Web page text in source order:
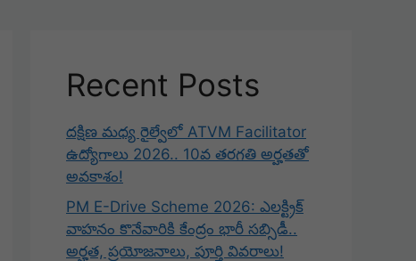
Recent Posts
దక్షిణ మధ్య రైల్వేలో ATVM Facilitator
ఉద్యోగాలు 2026.. 10వ తరగతి అర్హతతో
అవకాశం!
PM E-Drive Scheme 2026: ఎలక్ట్రిక్
వాహనం కొనేవారికి కేంద్రం భారీ సబ్సిడీ..
అర్హత, ప్రయోజనాలు, పూర్తి వివరాలు!